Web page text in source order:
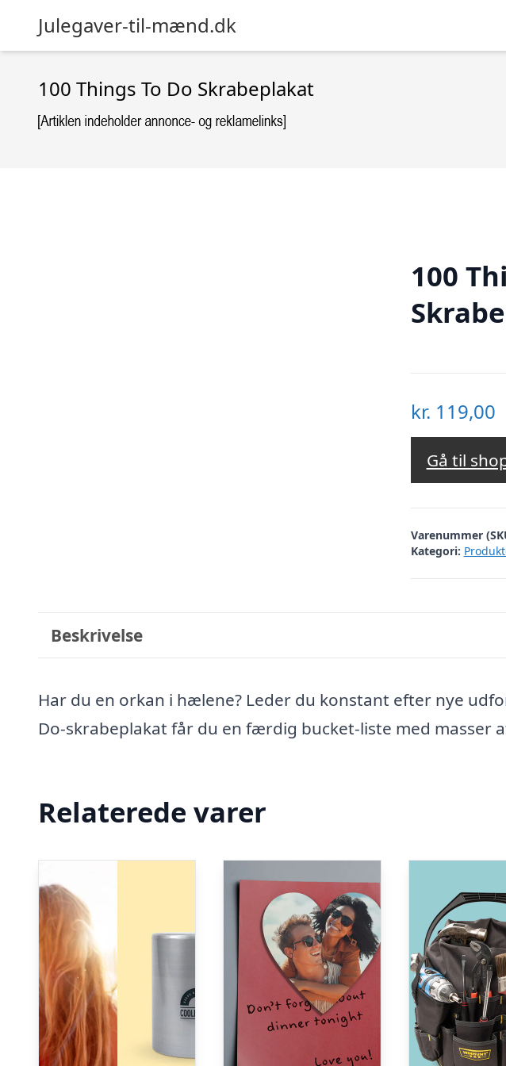
Julegaver-til-mænd.dk
100 Things To Do Skrabeplakat
100
kr. 119,00
Gå til
Varenummer
Kategori:
Beskrivelse
Har du en orkan i hælene? Leder du konstant efter nye
Do-skrabeplakat får du en færdig bucket-liste med masser
Relaterede varer